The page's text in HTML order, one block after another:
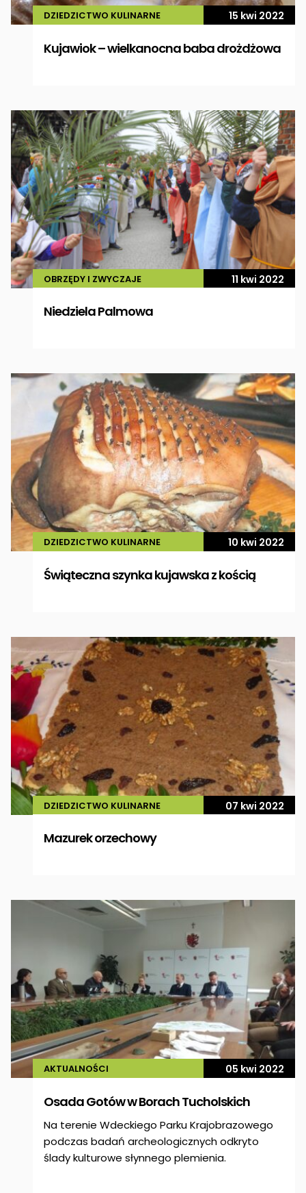
DZIEDZICTWO KULINARNE 15 kwi 2022
Kujawiok – wielkanocna baba drożdżowa
OBRZĘDY I ZWYCZAJE 11 kwi 2022
Niedziela Palmowa
DZIEDZICTWO KULINARNE 10 kwi 2022
Świąteczna szynka kujawska z kością
DZIEDZICTWO KULINARNE 07 kwi 2022
Mazurek orzechowy
AKTUALNOŚCI 05 kwi 2022
Osada Gotów w Borach Tucholskich
Na terenie Wdeckiego Parku Krajobrazowego
podczas badań archeologicznych odkryto
ślady kulturowe słynnego plemienia.